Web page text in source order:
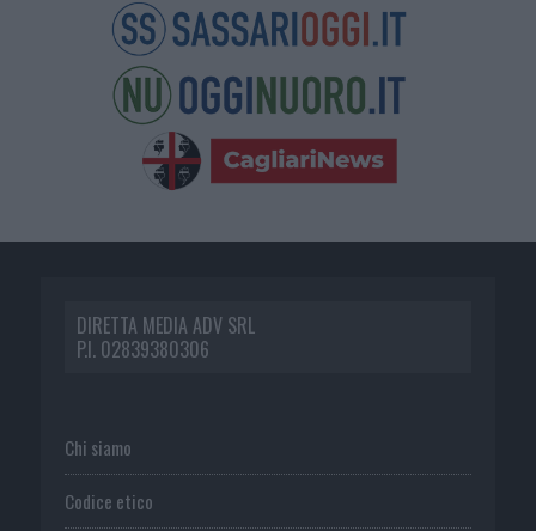
DIRETTA MEDIA ADV SRL
P.I. 02839380306
Chi siamo
Codice etico